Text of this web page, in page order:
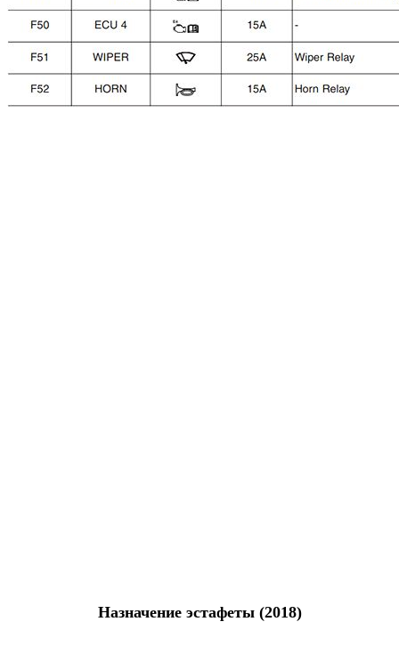
Назначение эстафеты (2018)